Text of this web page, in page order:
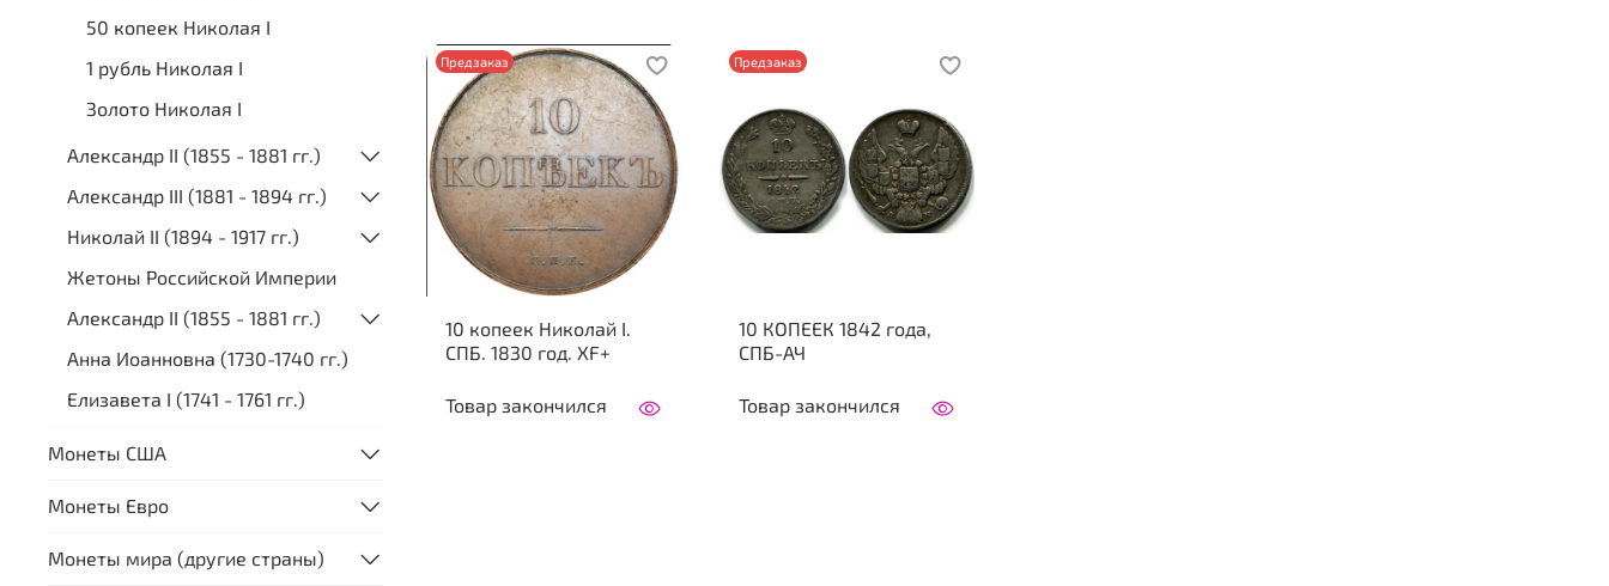
Предзаказ
10 копеек Николай I.
СПБ. 1830 год. XF+
Товар закончился
Предзаказ
10 КОПЕЕК 1842 года,
СПБ-АЧ
Товар закончился
50 копеек Николая I
1 рубль Николая I
Золото Николая I
Александр II (1855 - 1881 гг.)
Александр III (1881 - 1894 гг.)
Николай II (1894 - 1917 гг.)
Жетоны Российской Империи
Александр II (1855 - 1881 гг.)
Анна Иоанновна (1730-1740 гг.)
Елизавета I (1741 - 1761 гг.)
Монеты США
Монеты Евро
Монеты мира (другие страны)